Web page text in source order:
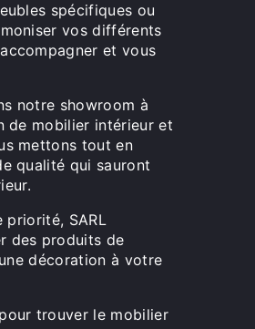
spécifiques ou
vos différents
et vous
notre showroom à
de mobilier intérieur et
mettons tout en
qualité qui sauront
SARL
des produits de
décoration à votre
trouver le mobilier